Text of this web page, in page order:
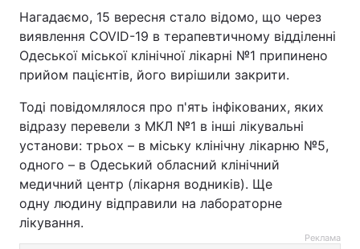
Нагадаємо, 15 вересня стало відомо, що через
виявлення COVID-19 в терапевтичному відділенні
Одеської міської клінічної лікарні №1 припинено
прийом пацієнтів, його вирішили закрити.
Тоді повідомлялося про п'ять інфікованих, яких
відразу перевели з МКЛ №1 в інші лікувальні
установи: трьох – в міську клінічну лікарню №5,
одного – в Одеський обласний клінічний
медичний центр (лікарня водників). Ще
одну людину відправили на лабораторне
лікування.
Реклама